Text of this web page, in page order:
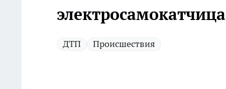
электросамокатчица
ДТП Происшествия